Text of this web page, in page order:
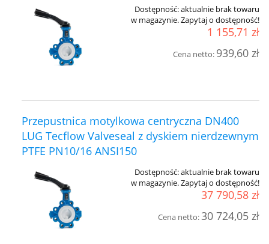
Dostępność:aktualnie brak towaru
w magazynie. Zapytaj o dostępność!
1 155,71 zł
Cena netto: 939,60 zł
Przepustnica motylkowa centryczna DN400
LUG Tecflow Valveseal z dyskiem nierdzewnym
PTFE PN10/16 ANSI150
Dostępność:aktualnie brak towaru
w magazynie. Zapytaj o dostępność!
37 790,58 zł
Cena netto:30 724,05 zł